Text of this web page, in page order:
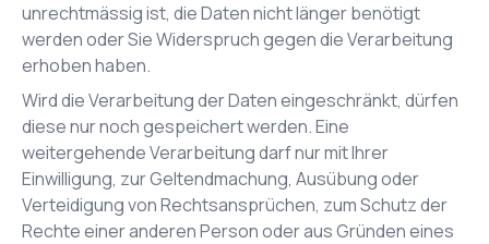
unrechtmässig ist, die Daten nicht länger benötigt
werden oder Sie Widerspruch gegen die Verarbeitung
erhoben haben.
Wird die Verarbeitung der Daten eingeschränkt, dürfen
diese nur noch gespeichert werden. Eine
weitergehende Verarbeitung darf nur mit Ihrer
Einwilligung, zur Geltendmachung, Ausübung oder
Verteidigung von Rechtsansprüchen, zum Schutz der
Rechte einer anderen Person oder aus Gründen eines